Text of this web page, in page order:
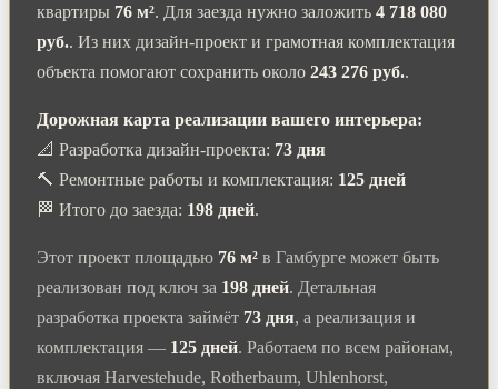
квартиры 76 м². Для заезда нужно заложить 4 718 080
руб.. Из них дизайн-проект и грамотная комплектация
объекта помогают сохранить около 243 276 руб..
Дорожная карта реализации вашего интерьера:
📐 Разработка дизайн-проекта: 73 дня
🔨 Ремонтные работы и комплектация: 125 дней
🏁 Итого до заезда: 198 дней.
Этот проект площадью 76 м² в Гамбурге может быть
реализован под ключ за 198 дней. Детальная
разработка проекта займёт 73 дня, а реализация и
комплектация — 125 дней. Работаем по всем районам,
включая Harvestehude, Rotherbaum, Uhlenhorst,